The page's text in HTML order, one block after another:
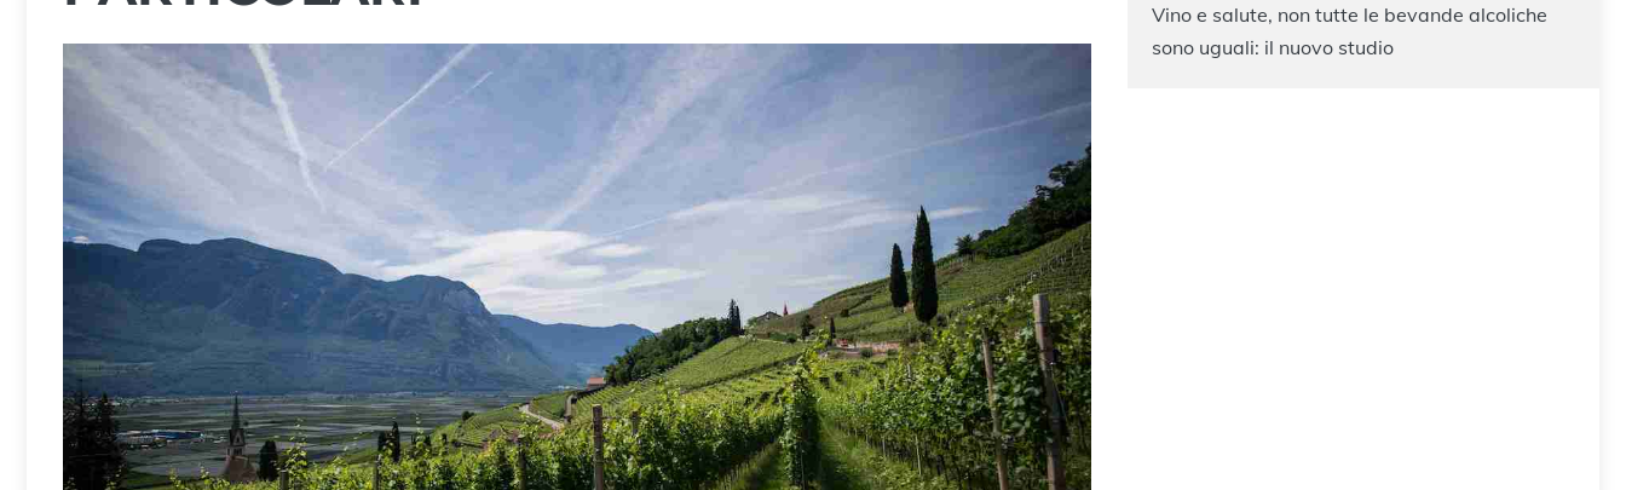
Vino e salute, non tutte le bevande alcoliche
sono uguali: il nuovo studio